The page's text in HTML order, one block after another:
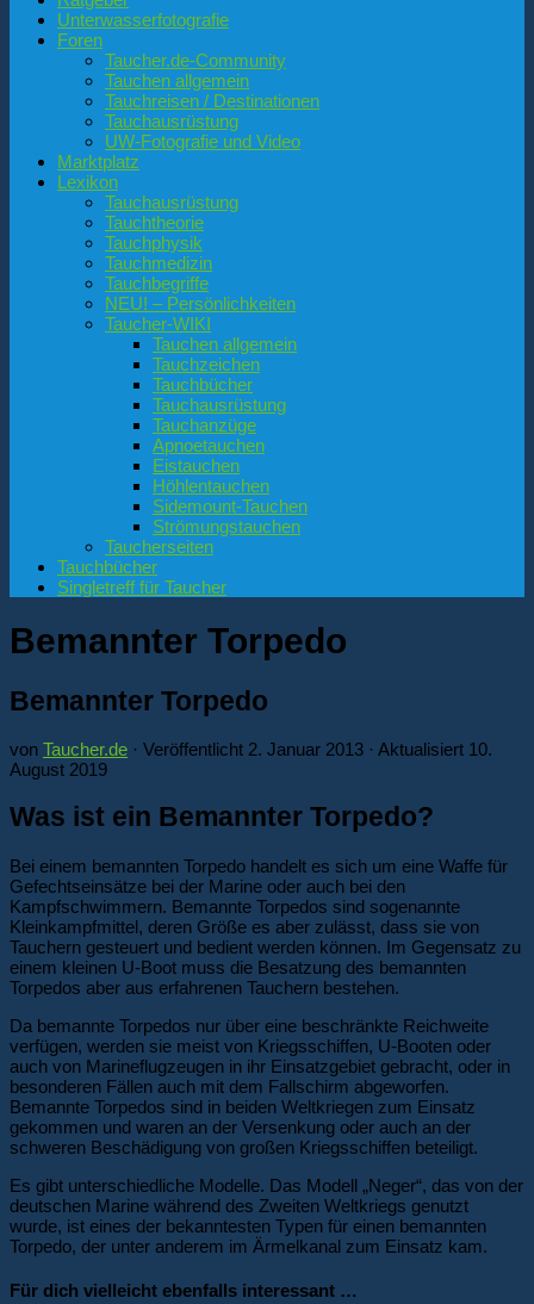
Unterwasserfotografie
Foren
Taucher.de-Community
Tauchen allgemein
Tauchreisen / Destinationen
Tauchausrüstung
UW-Fotografie und Video
Marktplatz
Lexikon
Tauchausrüstung
Tauchtheorie
Tauchphysik
Tauchmedizin
Tauchbegriffe
NEU! – Persönlichkeiten
Taucher-WIKI
Tauchen allgemein
Tauchzeichen
Tauchbücher
Tauchausrüstung
Tauchanzüge
Apnoetauchen
Eistauchen
Höhlentauchen
Sidemount-Tauchen
Strömungstauchen
Taucherseiten
Tauchbücher
Singletreff für Taucher
Bemannter Torpedo
Bemannter Torpedo
von Taucher.de · Veröffentlicht 2. Januar 2013 · Aktualisiert 10.
August 2019
Was ist ein Bemannter Torpedo?
Bei einem bemannten Torpedo handelt es sich um eine Waffe für
Gefechtseinsätze bei der Marine oder auch bei den
Kampfschwimmern. Bemannte Torpedos sind sogenannte
Kleinkampfmittel, deren Größe es aber zulässt, dass sie von
Tauchern gesteuert und bedient werden können. Im Gegensatz zu
einem kleinen U-Boot muss die Besatzung des bemannten
Torpedos aber aus erfahrenen Tauchern bestehen.
Da bemannte Torpedos nur über eine beschränkte Reichweite
verfügen, werden sie meist von Kriegsschiffen, U-Booten oder
auch von Marineflugzeugen in ihr Einsatzgebiet gebracht, oder in
besonderen Fällen auch mit dem Fallschirm abgeworfen.
Bemannte Torpedos sind in beiden Weltkriegen zum Einsatz
gekommen und waren an der Versenkung oder auch an der
schweren Beschädigung von großen Kriegsschiffen beteiligt.
Es gibt unterschiedliche Modelle. Das Modell „Neger“, das von der
deutschen Marine während des Zweiten Weltkriegs genutzt
wurde, ist eines der bekanntesten Typen für einen bemannten
Torpedo, der unter anderem im Ärmelkanal zum Einsatz kam.
Für dich vielleicht ebenfalls interessant …